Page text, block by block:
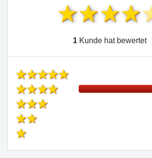
1Kunde hat bewertet